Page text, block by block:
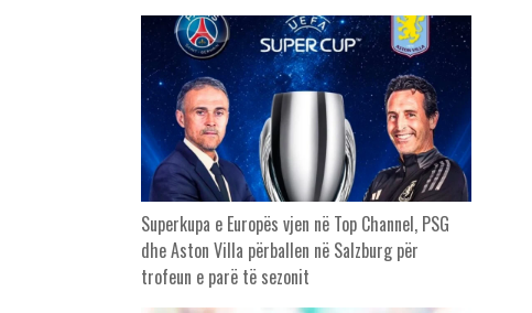
Superkupa e Europës vjen në Top Channel, PSG
dhe Aston Villa përballen në Salzburg për
trofeun e parë të sezonit